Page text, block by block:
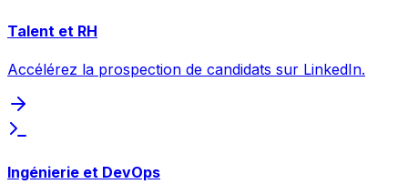
Talent et RH
Accélérez la prospection de candidats sur LinkedIn.
Ingénierie et DevOps